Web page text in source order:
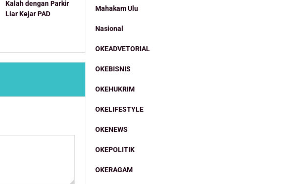
Kalah dengan Parkir
Liar Kejar PAD
Mahakam Ulu
Nasional
OKEADVETORIAL
OKEBISNIS
OKEHUKRIM
OKELIFESTYLE
OKENEWS
OKEPOLITIK
OKERAGAM